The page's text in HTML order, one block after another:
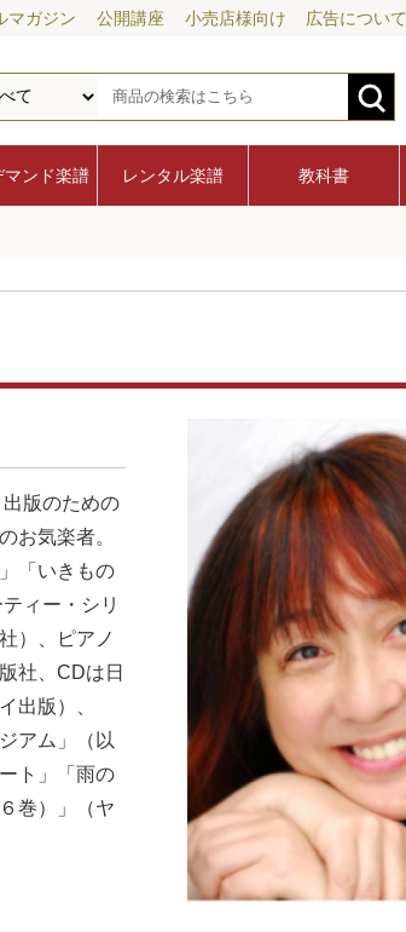
マガジン 公開講座 小売店様向け 広告について
マンド楽譜 レンタル楽譜 教科書
版のための
お気楽者。
「いきもの
ィー・シリ
）、ピアノ
社、CDは日
出版）、
アム」（以
ト」「雨の
巻）」（ヤ